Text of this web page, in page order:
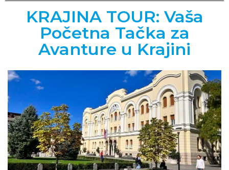
KRAJINA TOUR: Vaša
Početna Tačka za
Avanture u Krajini